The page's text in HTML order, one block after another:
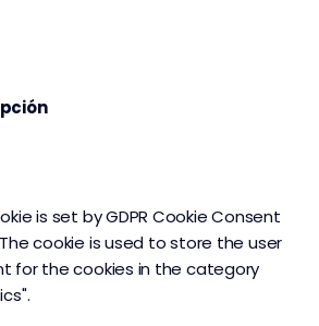
is set by GDPR Cookie Consent
cookie is used to store the user
for the cookies in the category